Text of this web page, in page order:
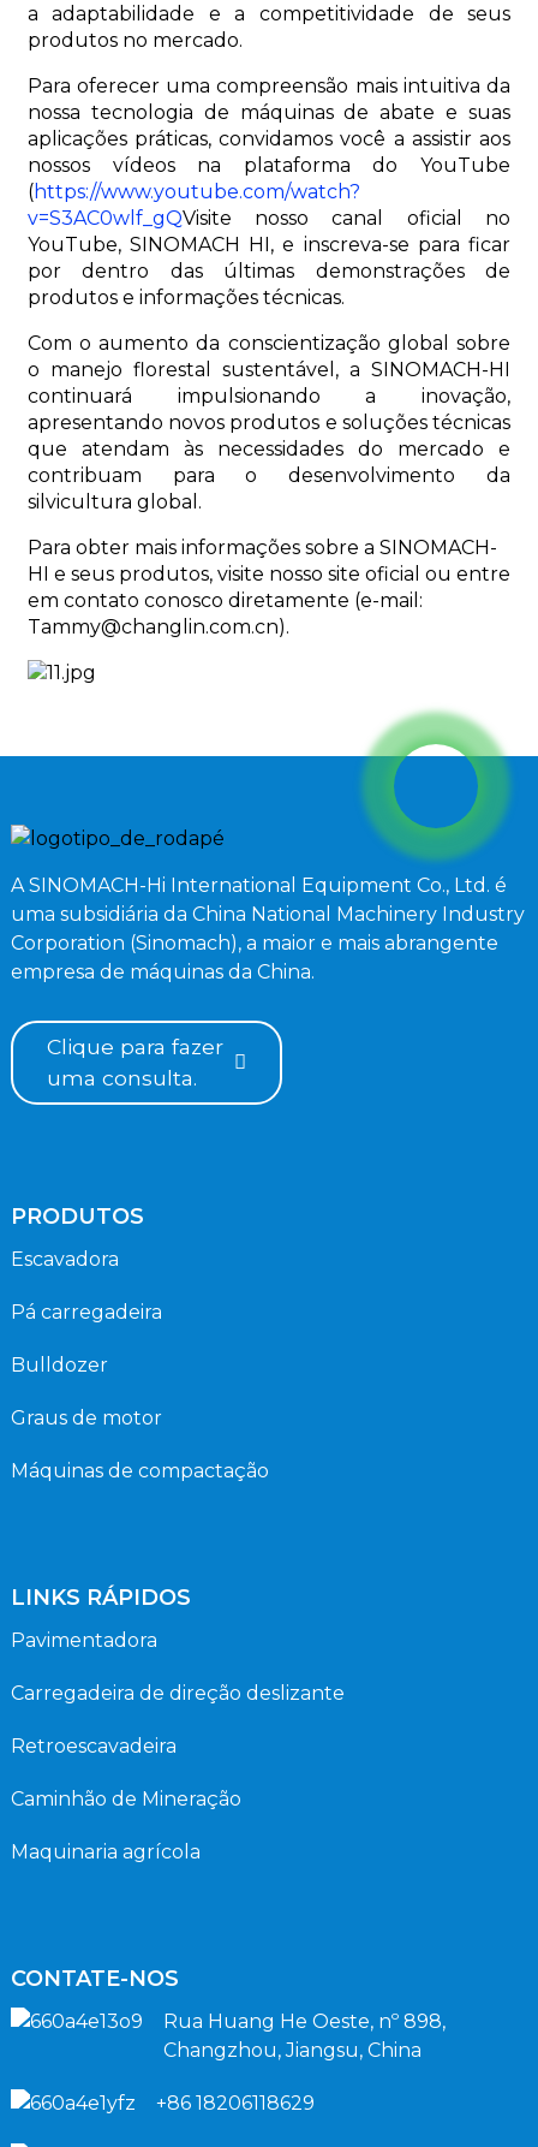
a adaptabilidade e a competitividade de seus
produtos no mercado.
Para oferecer uma compreensão mais intuitiva da
nossa tecnologia de máquinas de abate e suas
aplicações práticas, convidamos você a assistir aos
nossos vídeos na plataforma do YouTube
(https://www.youtube.com/watch?
v=S3AC0wlf_gQVisite nosso canal oficial no
YouTube, SINOMACH HI, e inscreva-se para ficar
por dentro das últimas demonstrações de
produtos e informações técnicas.
Com o aumento da conscientização global sobre
o manejo florestal sustentável, a SINOMACH-HI
continuará impulsionando a inovação,
apresentando novos produtos e soluções técnicas
que atendam às necessidades do mercado e
contribuam para o desenvolvimento da
silvicultura global.
Para obter mais informações sobre a SINOMACH-
HI e seus produtos, visite nosso site oficial ou entre
em contato conosco diretamente (e-mail:
Tammy@changlin.com.cn).
A SINOMACH-Hi International Equipment Co., Ltd. é
uma subsidiária da China National Machinery Industry
Corporation (Sinomach), a maior e mais abrangente
empresa de máquinas da China.
Clique para fazer
uma consulta.
PRODUTOS
Escavadora
Pá carregadeira
Bulldozer
Graus de motor
Máquinas de compactação
LINKS RÁPIDOS
Pavimentadora
Carregadeira de direção deslizante
Retroescavadeira
Caminhão de Mineração
Maquinaria agrícola
CONTATE-NOS
Rua Huang He Oeste, nº 898,
Changzhou, Jiangsu, China
+86 18206118629